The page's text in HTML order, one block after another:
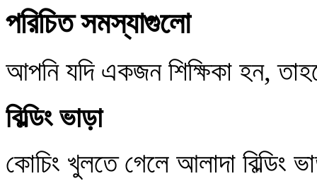
পরিচিত সমস্যাগুলো
আপনি যদি একজন শিক্ষিকা হন,
বিল্ডিং ভাড়া
কোচিং খুলতে গেলে আলাদা বিল্ডিং